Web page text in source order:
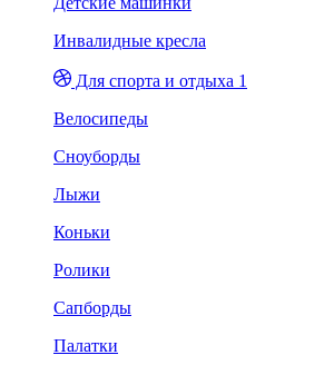
Инвалидные кресла
Для спорта и отдыха 1
Велосипеды
Сноуборды
Лыжи
Коньки
Ролики
Сапборды
Палатки